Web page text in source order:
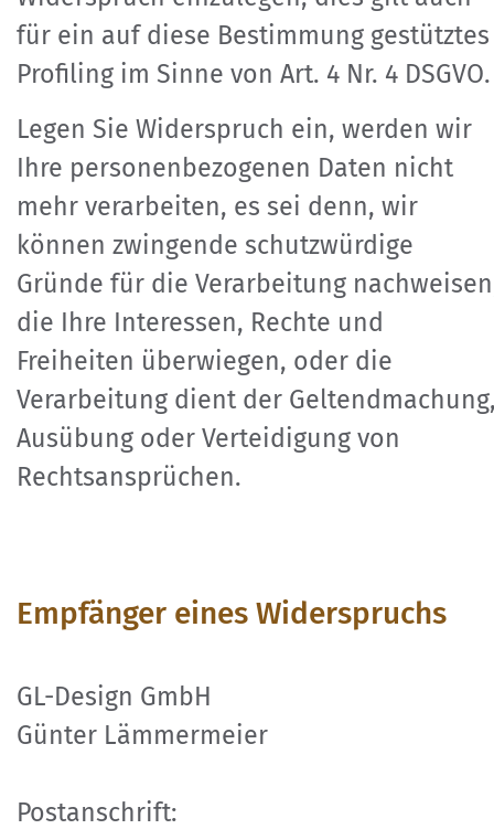
für ein auf diese Bestimmung gestütztes
Profiling im Sinne von Art. 4 Nr. 4 DSGVO.
Legen Sie Widerspruch ein, werden wir
Ihre personenbezogenen Daten nicht
mehr verarbeiten, es sei denn, wir
können zwingende schutzwürdige
Gründe für die Verarbeitung
die Ihre Interessen, Rechte und
Freiheiten überwiegen, oder die
Verarbeitung dient der
Ausübung oder Verteidigung von
Rechtsansprüchen.
Empfänger eines Widerspruchs
GL-Design GmbH
Günter Lämmermeier
Postanschrift: